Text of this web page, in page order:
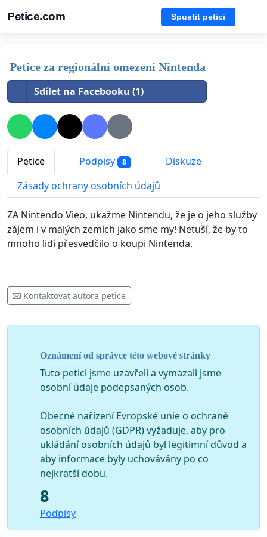
Petice.com Spustit petici
Petice za regionální omezení Nintenda
Sdílet na Facebooku (1)
Petice Podpisy 8
Diskuze
Zásady ochrany osobních údajů
ZA Nintendo Vieo, ukažme Nintendu, že je o jeho služby
zájem i v malých zemích jako sme my! Netuší, že by to
mnoho lidí přesvedčilo o koupi Nintenda.
Kontaktovat autora petice
Oznámení od správce této webové stránky
Tuto petici jsme uzavřeli a vymazali jsme
osobní údaje podepsaných osob.
Obecné nařízení Evropské unie o ochraně
osobních údajů (GDPR) vyžaduje, aby pro
ukládání osobních údajů byl legitimní důvod a
aby informace byly uchovávány po co
nejkratší dobu.
8
Podpisy